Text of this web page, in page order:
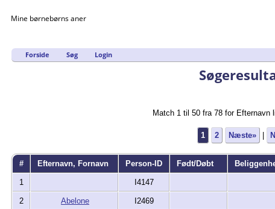
Mine børnebørns aner
Forside Søg Login
Match 1 til 50 fra 78 for Efternavn
1 2 Næste»
# Efternavn, Fornavn Person-ID Født/Døbt
1 I4147
2 Abelone I2469